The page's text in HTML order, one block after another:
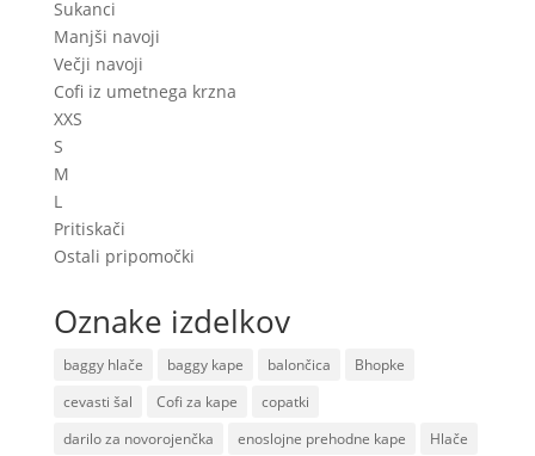
Sukanci
Manjši navoji
Večji navoji
Cofi iz umetnega krzna
XXS
S
M
L
Pritiskači
Ostali pripomočki
Oznake izdelkov
baggy hlače baggy kape balončica
Bhopke
cevasti šal
Cofi za kape
copatki
darilo za novorojenčka
enoslojne prehodne kape
Hlače